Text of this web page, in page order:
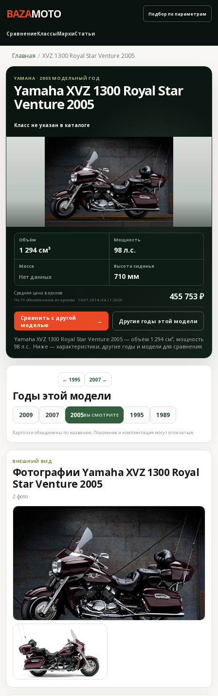
BAZAMOTO
СравнениеКлассыМаркиСтатьи
Подбор по параметрам
Главная XVZ 1300 Royal Star Venture 2005
YAMAHA · 2005 МОДЕЛЬНЫЙ ГОД
Yamaha XVZ 1300 Royal Star
Venture 2005
Класс не указан в каталоге
Объём
1 294 см³
Мощность
98 л.с.
Масса
Нет данных
Высота сиденья
710 мм
Средняя цена в архиве 455 753 ₽
По 79 объявлениям из архива · 14.07.2014–24.11.2020
Сравнить с другой
моделью
→ Другие годы этой модели
Yamaha XVZ 1300 Royal Star Venture 2005 — объём 1 294 см³, мощность
98 л.с.. Ниже — характеристики, другие годы и модели для сравнения.
Годы этой модели
← 1995 2007 →
2009 2007 2005ВЫ СМОТРИТЕ 1995 1989
Карточки объединены по названию. Поколение и комплектация могут отличаться.
ВНЕШНИЙ ВИД
Фотографии Yamaha XVZ 1300 Royal
Star Venture 2005
2 фото